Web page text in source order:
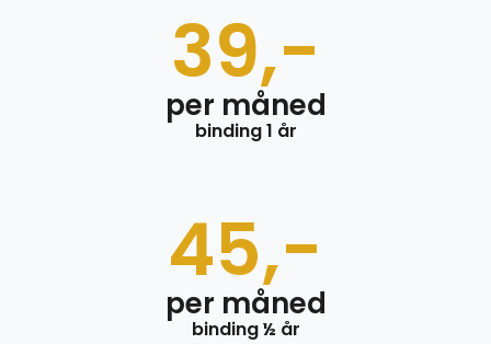
39,-
per måned
binding 1 år
45,-
per måned
binding ½ år